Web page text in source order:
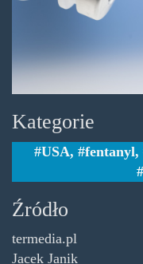
Kategorie
USA, fentanyl,
Źródło
termedia.pl
Jacek Janik